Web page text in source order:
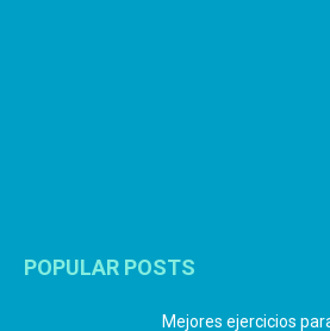
POPULAR POSTS
Mejores ejercicios